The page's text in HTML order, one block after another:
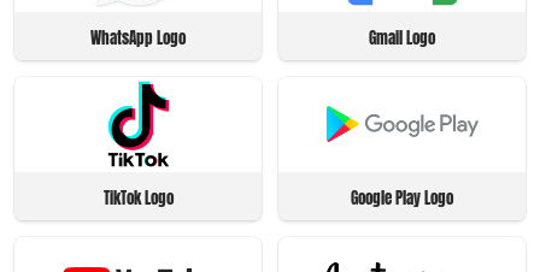
WhatsApp Logo Gmail Logo
TikTok Logo Google Play Logo